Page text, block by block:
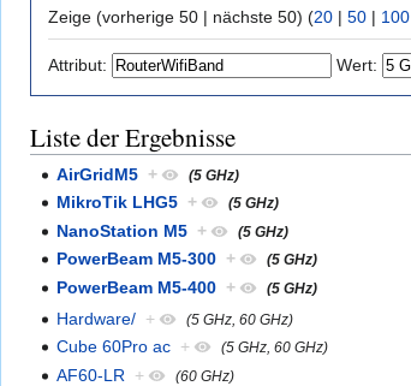
Zeige (vorherige 50 | nächste 50) (20 | 50 | 100
Attribut: Wert:
Liste der Ergebnisse
AirGridM5 + (5 GHz)
MikroTik LHG5 + (5 GHz)
NanoStation M5 + (5 GHz)
PowerBeam M5-300 + (5 GHz)
PowerBeam M5-400 + (5 GHz)
Hardware/ + (5 GHz, 60 GHz)
Cube 60Pro ac + (5 GHz, 60 GHz)
AF60-LR + (60 GHz)